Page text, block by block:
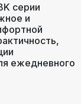
серии
и
ежедневного